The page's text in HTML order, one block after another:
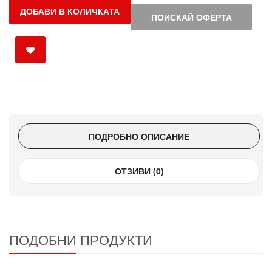
ДОБАВИ В КОЛИЧКАТА ПОИСКАЙ ОФЕРТА
ПОДРОБНО ОПИСАНИЕ
ОТЗИВИ (0)
ПОДОБНИ ПРОДУКТИ